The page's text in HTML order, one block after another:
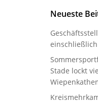
Neueste
Stade lockt